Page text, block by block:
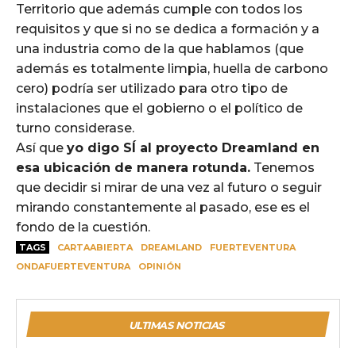
Territorio que además cumple con todos los
requisitos y que si no se dedica a formación y a
una industria como de la que hablamos (que
además es totalmente limpia, huella de carbono
cero) podría ser utilizado para otro tipo de
instalaciones que el gobierno o el político de
turno considerase.
Así que yo digo SÍ al proyecto Dreamland en
esa ubicación de manera rotunda. Tenemos
que decidir si mirar de una vez al futuro o seguir
mirando constantemente al pasado, ese es el
fondo de la cuestión.
TAGS CARTAABIERTA DREAMLAND
FUERTEVENTURA
ONDAFUERTEVENTURA
OPINIÓN
ULTIMAS NOTICIAS